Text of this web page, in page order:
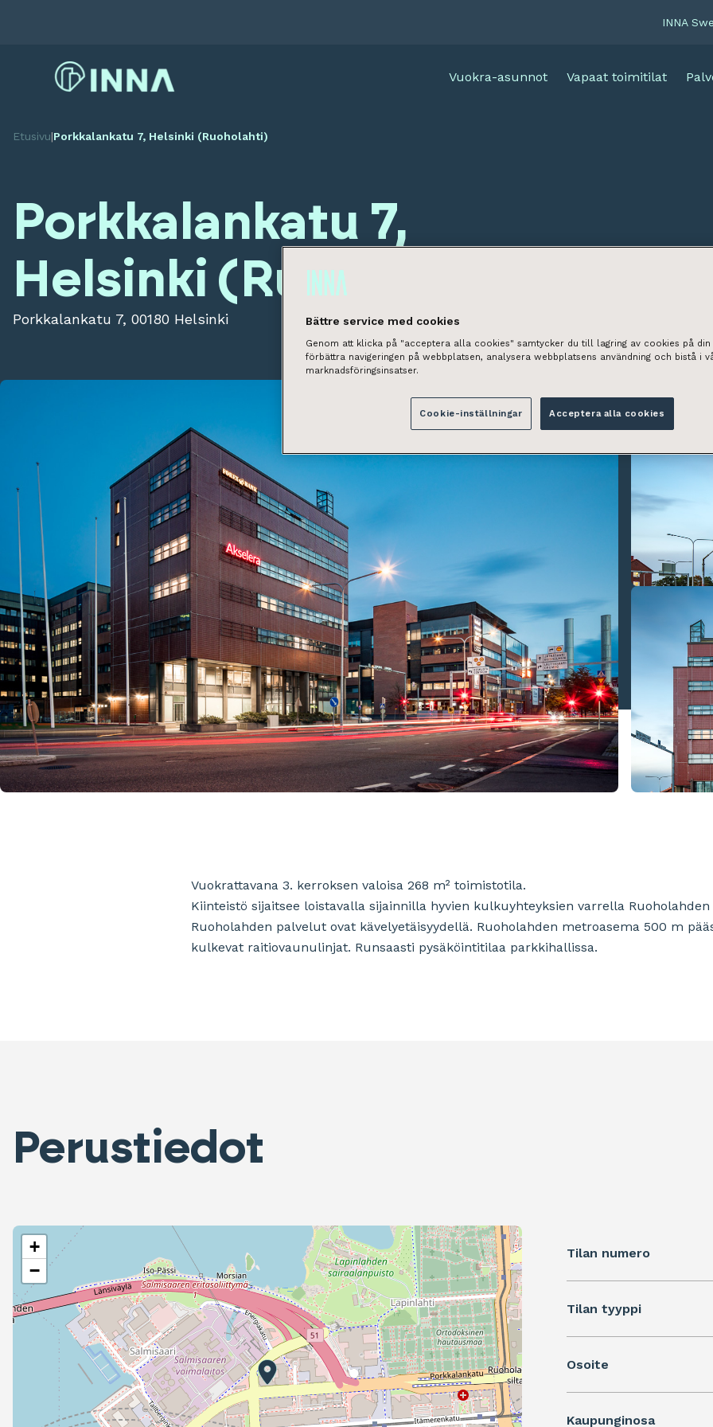
INNA
Vuokra-asunnot Vapaat toimitilat
Etusivu|Porkkalankatu 7, Helsinki (Ruoholahti)
Porkkalankatu 7,
Helsinki (Ruoholahti)
Porkkalankatu 7, 00180 Helsinki
Vuokrattavana 3. kerroksen valoisa 268 m² toimistotila.
Kiinteistö sijaitsee loistavalla sijainnilla hyvien kulkuyhteyksien varrella
Ruoholahden palvelut ovat kävelyetäisyydellä. Ruoholahden metroasema 500 m
kulkevat raitiovaunulinjat. Runsaasti pysäköintitilaa parkkihallissa.
Perustiedot
+
−
Tilan numero
Tilan tyyppi
Osoite
Kaupunginosa
Bättre service med cookies
Genom att klicka på "acceptera alla cookies" samtycker du till lagring av cookies på
förbättra navigeringen på webbplatsen, analysera webbplatsens användning och bistå i
marknadsföringsinsatser.
Cookie-inställningar Acceptera alla cookies